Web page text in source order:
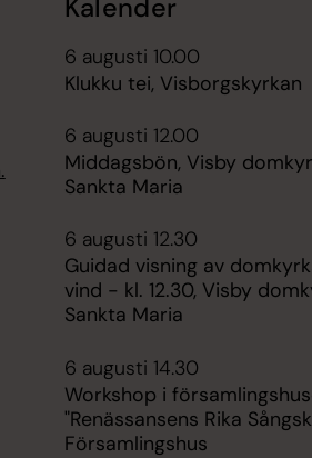
Kalender
6 augusti 10.00
Klukku tei, Visborgskyrkan
6 augusti 12.00
Middagsbön, Visby
Sankta Maria
6 augusti 12.30
Guidad visning av
vind - kl. 12.30, Visby
Sankta Maria
6 augusti 14.30
Workshop i
"Renässansens Rika
Församlingshus